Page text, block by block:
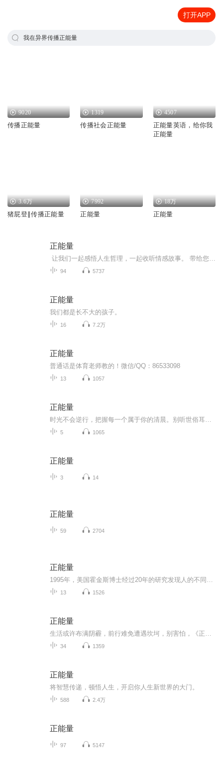
打开APP
我在异界传播正能量
9020
传播正能量
1319
传播社会正能量
4507
正能量英语，给你我
正能量
3.6万
猪屁登∥传播正能量
7992
正能量
18万
正能量
正能量
94 5737
正能量
我们都是长不大的孩子。
16 7.2万
正能量
普通话是体育老师教的！微信/QQ：86533098
13 1057
正能量
5 1065
正能量
3 14
正能量
59 2704
正能量
13 1526
正能量
34 1359
正能量
将智慧传递，顿悟人生，开启你人生新世界的大门。
588 2.4万
正能量
97 5147